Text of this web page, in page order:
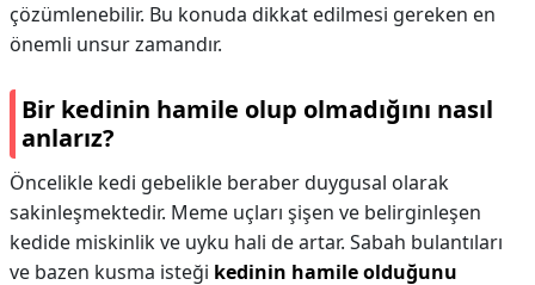
çözümlenebilir. Bu konuda dikkat edilmesi gereken en
önemli unsur zamandır.
Bir kedinin hamile olup olmadığını nasıl
anlarız?
Öncelikle kedi gebelikle beraber duygusal olarak
sakinleşmektedir. Meme uçları şişen ve belirginleşen
kedide miskinlik ve uyku hali de artar. Sabah bulantıları
ve bazen kusma isteği kedinin hamile olduğunu